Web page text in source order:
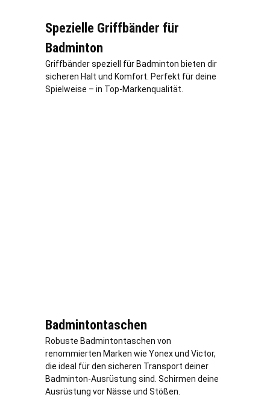
Spezielle Griffbänder für
Badminton
Griffbänder speziell für Badminton bieten dir
sicheren Halt und Komfort. Perfekt für deine
Spielweise – in Top-Markenqualität.
Badmintontaschen
Robuste Badmintontaschen von
renommierten Marken wie Yonex und Victor,
die ideal für den sicheren Transport deiner
Badminton-Ausrüstung sind. Schirmen deine
Ausrüstung vor Nässe und Stößen.